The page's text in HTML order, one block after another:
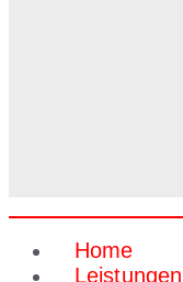
Home
Leistungen